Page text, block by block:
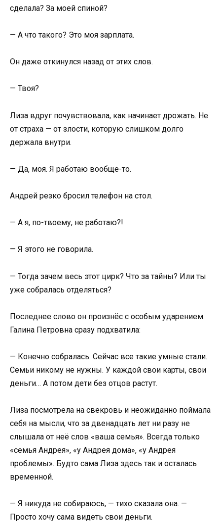
сделала? За моей спиной?
— А что такого? Это моя зарплата.
Он даже откинулся назад от этих слов.
— Твоя?
Лиза вдруг почувствовала, как начинает дрожать. Не
от страха — от злости, которую слишком долго
держала внутри.
— Да, моя. Я работаю вообще-то.
Андрей резко бросил телефон на стол.
— А я, по-твоему, не работаю?!
— Я этого не говорила.
— Тогда зачем весь этот цирк? Что за тайны? Или ты
уже собралась отделяться?
Последнее слово он произнёс с особым ударением.
Галина Петровна сразу подхватила:
— Конечно собралась. Сейчас все такие умные стали.
Семьи никому не нужны. У каждой свои карты, свои
деньги… А потом дети без отцов растут.
Лиза посмотрела на свекровь и неожиданно поймала
себя на мысли, что за двенадцать лет ни разу не
слышала от неё слов «ваша семья». Всегда только
«семья Андрея», «у Андрея дома», «у Андрея
проблемы». Будто сама Лиза здесь так и осталась
временной.
— Я никуда не собираюсь, — тихо сказала она. —
Просто хочу сама видеть свои деньги.